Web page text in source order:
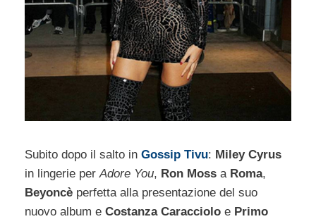
Subito dopo il salto in Gossip Tivu: Miley Cyrus
in lingerie per Adore You, Ron Moss a Roma,
Beyoncè perfetta alla presentazione del suo
nuovo album e Costanza Caracciolo e Primo